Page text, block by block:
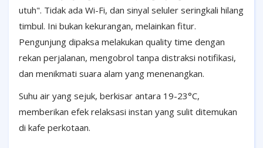
utuh". Tidak ada Wi-Fi, dan sinyal seluler seringkali hilang
timbul. Ini bukan kekurangan, melainkan fitur.
Pengunjung dipaksa melakukan quality time dengan
rekan perjalanan, mengobrol tanpa distraksi notifikasi,
dan menikmati suara alam yang menenangkan.
Suhu air yang sejuk, berkisar antara 19-23°C,
memberikan efek relaksasi instan yang sulit ditemukan
di kafe perkotaan.